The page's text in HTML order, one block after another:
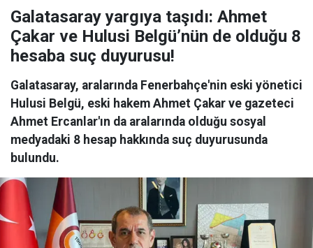
Galatasaray yargıya taşıdı: Ahmet
Çakar ve Hulusi Belgü’nün de olduğu 8
hesaba suç duyurusu!
Galatasaray, aralarında Fenerbahçe'nin eski yönetici
Hulusi Belgü, eski hakem Ahmet Çakar ve gazeteci
Ahmet Ercanlar'ın da aralarında olduğu sosyal
medyadaki 8 hesap hakkında suç duyurusunda
bulundu.